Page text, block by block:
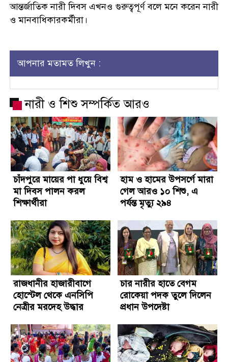
আন্তর্জাতিক নারী দিবস এখনও গুরুত্বপূর্ণ বলে মনে করেন নারী
ও মানবাধিকারকর্মীরা।
আপনার মতামত লিখুন :
নারী ও শিশু সম্পর্কিত আরও
চাঁদপুরে মায়ের পা ধুয়ে বিশ্ব
মা দিবস পালন করল
শিক্ষার্থীরা
হাম ও হামের উপসর্গে মারা
গেল আরও ১০ শিশু, এ
পর্যন্ত মৃত্যু ২৯৪
রাজধানীর হাজারীবাগে
হোস্টেল থেকে এনসিপি
নেত্রীর মরদেহ উদ্ধার
চার নারীর হাতে বেগম
রোকেয়া পদক তুলে দিলেন
প্রধান উপদেষ্টা